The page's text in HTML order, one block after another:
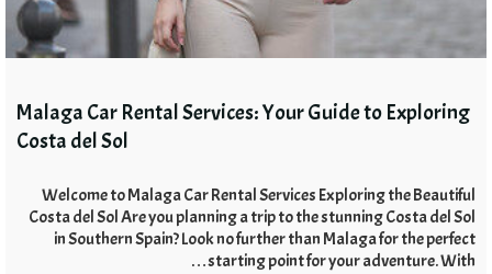
Malaga Car Rental Services:Your Guide to Exploring
Costa del Sol
Welcome to Malaga Car Rental Services Exploring the Beautiful
Costa del Sol Are you planning a trip to the stunning Costa del Sol
in Southern Spain?Look no further than Malaga for the perfect
starting point for your adventure.With
…